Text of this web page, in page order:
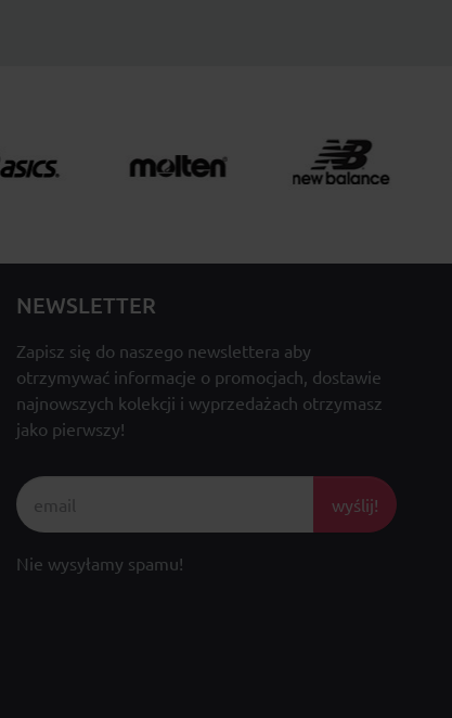
NEWSLETTER
Zapisz się do naszego newslettera aby
otrzymywać informacje o promocjach, dostawie
najnowszych kolekcji i wyprzedażach otrzymasz
jako pierwszy!
wyślij!
Nie wysyłamy spamu!